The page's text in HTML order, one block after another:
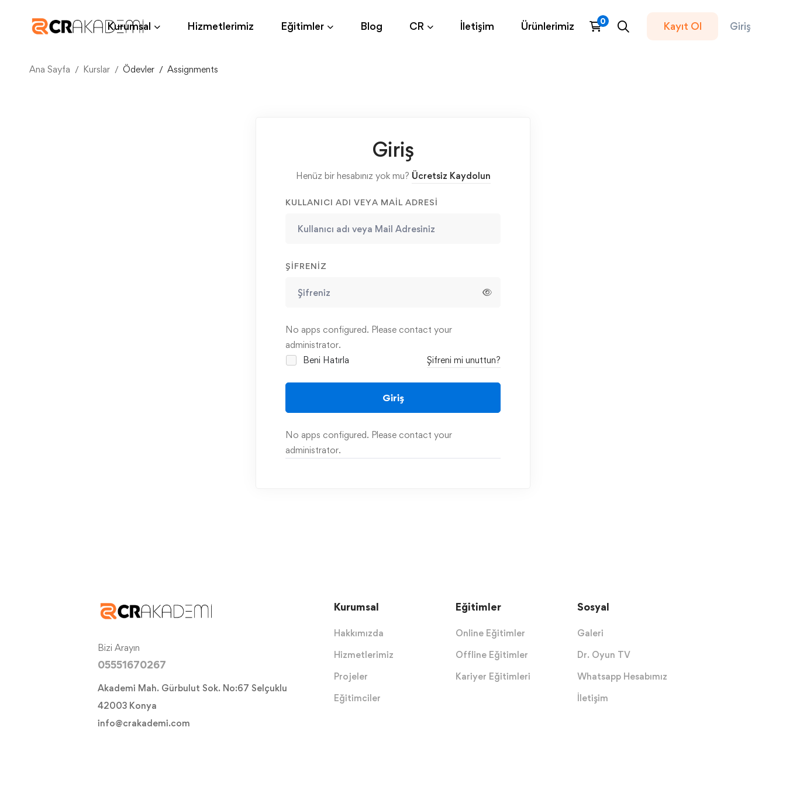
Kurumsal Hizmetlerimiz Eğitimler Blog CR İletişim Ürünlerimiz Giriş
Kayıt Ol
Ana Sayfa Kurslar Ödevler Assignments
Giriş
Henüz bir hesabınız yok mu? Ücretsiz Kaydolun
KULLANICI ADI VEYA MAIL ADRESI
ŞIFRENIZ
No apps configured. Please contact your
administrator.
Beni Hatırla
Şifreni mi unuttun?
Giriş
No apps configured. Please contact your
administrator.
Bizi Arayın
05551670267
Akademi Mah. Gürbulut Sok. No:67 Selçuklu
42003 Konya
info@crakademi.com
Kurumsal
Hakkımızda
Hizmetlerimiz
Projeler
Eğitimciler
Eğitimler
Online Eğitimler
Offline Eğitimler
Kariyer Eğitimleri
Sosyal
Galeri
Dr. Oyun TV
Whatsapp Hesabımız
İletişim